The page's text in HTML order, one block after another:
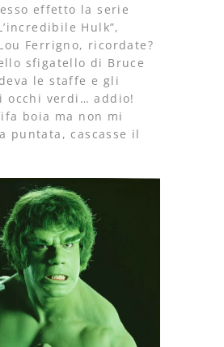
effetto la serie
Hulk”,
Ferrigno, ricordate?
sfigatello di Bruce
le staffe e gli
occhi verdi… addio!
boia ma non mi
puntata, cascasse il